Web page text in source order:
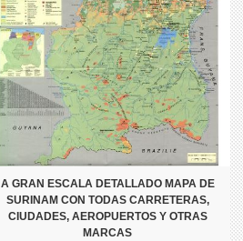
A GRAN ESCALA DETALLADO MAPA DE
SURINAM CON TODAS CARRETERAS,
CIUDADES, AEROPUERTOS Y OTRAS
MARCAS